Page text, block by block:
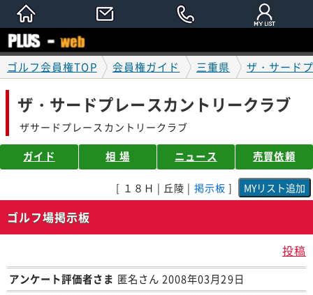
ゴルフ会員権TOP 会員権ガイド 三重県 ザ・サード
ザ・サードプレースカントリークラブ
ザサードプレースカントリークラブ
ガイド 相 場 ニュース 売買依頼
[ １８Ｈ | 丘陵 | 掲示板 ]
ゴルフ場掲示板
投稿
アンケート評価者さま 匿名さん 2008年03月29日